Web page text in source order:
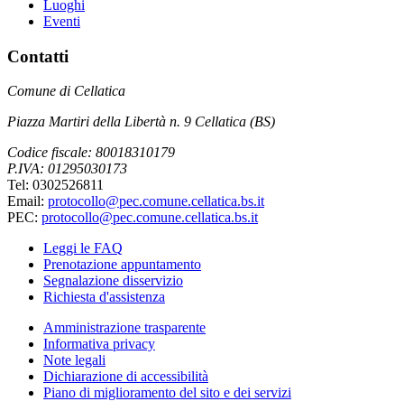
Luoghi
Eventi
Contatti
Comune di Cellatica
Piazza Martiri della Libertà n. 9 Cellatica (BS)
Codice fiscale: 80018310179
P.IVA: 01295030173
Tel: 0302526811
Email: protocollo@pec.comune.cellatica.bs.it
PEC: protocollo@pec.comune.cellatica.bs.it
Leggi le FAQ
Prenotazione appuntamento
Segnalazione disservizio
Richiesta d'assistenza
Amministrazione trasparente
Informativa privacy
Note legali
Dichiarazione di accessibilità
Piano di miglioramento del sito e dei servizi